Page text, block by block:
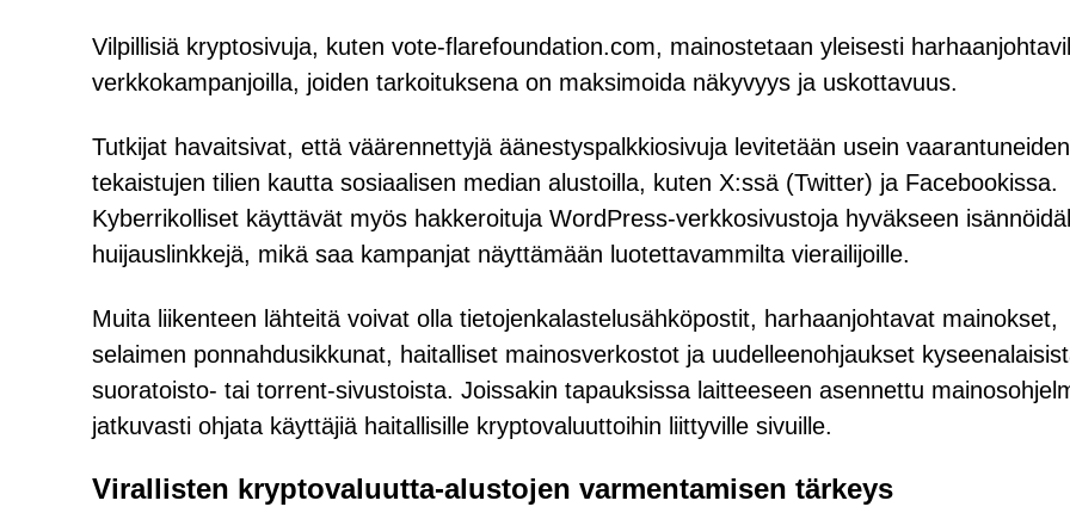
Vilpillisiä kryptosivuja, kuten vote-flarefoundation.com, mainostetaan yleisesti
verkkokampanjoilla, joiden tarkoituksena on maksimoida näkyvyys ja uskottavuus.
Tutkijat havaitsivat, että väärennettyjä äänestyspalkkiosivuja levitetään usein
tekaistujen tilien kautta sosiaalisen median alustoilla, kuten X:ssä (Twitter) ja Facebookissa.
Kyberrikolliset käyttävät myös hakkeroituja WordPress-verkkosivustoja hyväkseen
huijauslinkkejä, mikä saa kampanjat näyttämään luotettavammilta vierailijoille.
Muita liikenteen lähteitä voivat olla tietojenkalastelusähköpostit, harhaanjohtavat mainokset,
selaimen ponnahdusikkunat, haitalliset mainosverkostot ja uudelleenohjaukset
suoratoisto- tai torrent-sivustoista. Joissakin tapauksissa laitteeseen asennettu
jatkuvasti ohjata käyttäjiä haitallisille kryptovaluuttoihin liittyville sivuille.
Virallisten kryptovaluutta-alustojen varmentamisen tärkeys